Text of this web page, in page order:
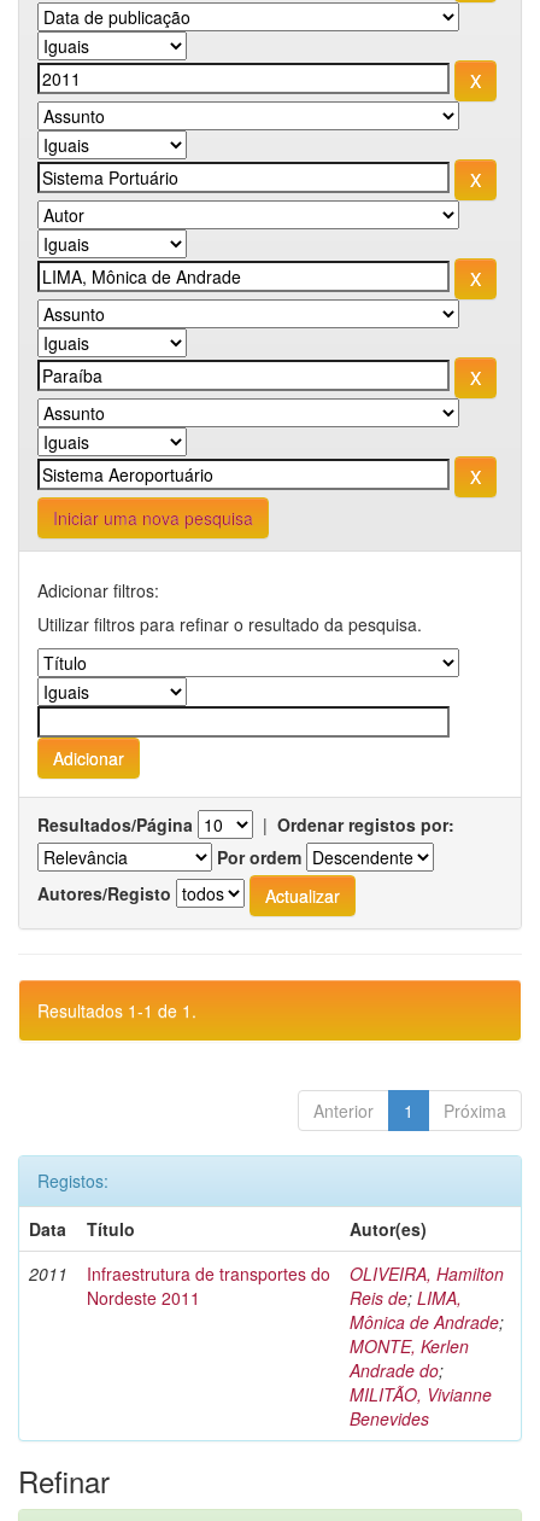
Iniciar uma nova pesquisa
Adicionar filtros:
Utilizar filtros para refinar o resultado da pesquisa.
Resultados/Página | Ordenar registos por:
Por ordem
Autores/Registo
Resultados 1-1 de 1.
Anterior 1 Próxima
Registos:
Data
Título
Autor(es)
2011
Infraestrutura de transportes do
Nordeste 2011
OLIVEIRA, Hamilton
Reis de; LIMA,
Mônica de Andrade;
MONTE, Kerlen
Andrade do;
MILITÃO, Vivianne
Benevides
Refinar